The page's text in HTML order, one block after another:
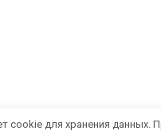
cookie для хранения